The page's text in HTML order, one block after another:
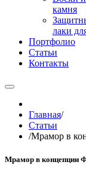
камня
лаки
Портфолио
Статьи
Контакты
Главная/
Статьи
/Мрамор в
Мрамор в концепции